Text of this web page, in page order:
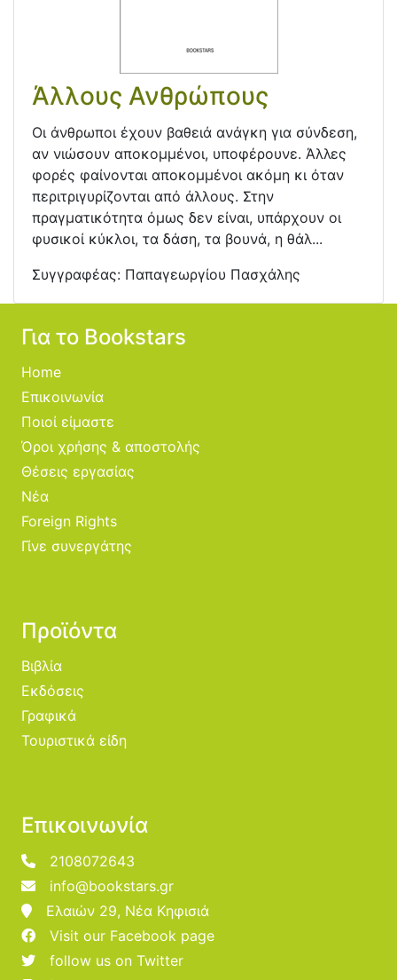
Άλλους Ανθρώπους
Οι άνθρωποι έχουν βαθειά ανάγκη για σύνδεση,
αν νιώσουν αποκομμένοι, υποφέρουνε. Άλλες
φορές φαίνονται αποκομμένοι ακόμη κι όταν
περιτριγυρίζονται από άλλους. Στην
πραγματικότητα όμως δεν είναι, υπάρχουν οι
φυσικοί κύκλοι, τα δάση, τα βουνά, η θάλ...
Συγγραφέας: Παπαγεωργίου Πασχάλης
Για το Bookstars
Home
Επικοινωνία
Ποιοί είμαστε
Όροι χρήσης & αποστολής
Θέσεις εργασίας
Νέα
Foreign Rights
Γίνε συνεργάτης
Προϊόντα
Βιβλία
Εκδόσεις
Γραφικά
Τουριστικά είδη
Επικοινωνία
2108072643
info@bookstars.gr
Ελαιών 29, Νέα Κηφισιά
Visit our Facebook page
follow us on Twitter